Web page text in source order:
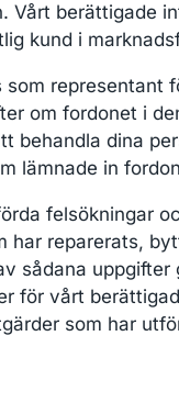
berättigade
kund i
representant
om fordonet i
behandla dina
lämnade in
felsökningar
har reparerats,
sådana
för vårt
som har